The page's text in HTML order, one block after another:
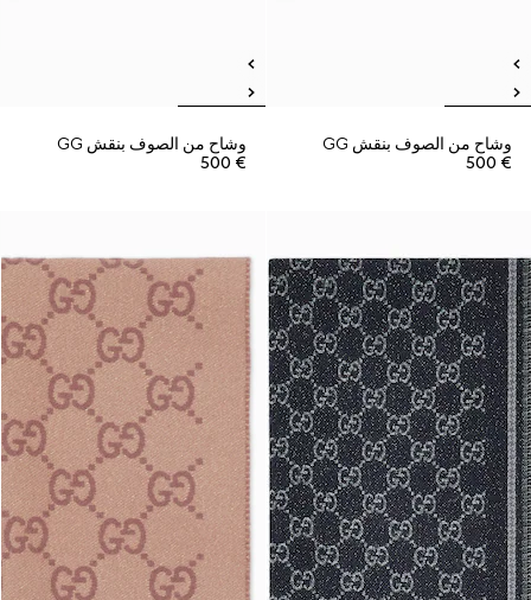
وشاح من الصوف بنقش GG
€ 500
وشاح من الصوف بنقش GG
€ 500